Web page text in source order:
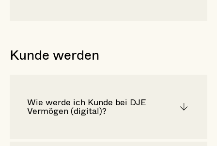
Kunde werden
Wie werde ich Kunde bei DJE
Vermögen (digital)?